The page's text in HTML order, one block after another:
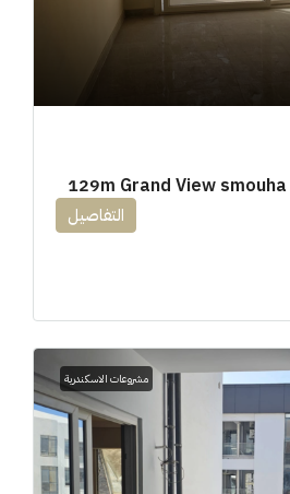
التفاصيل
مشروعات الاسكندرية